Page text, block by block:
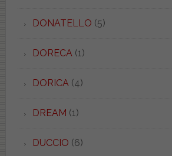
DONATELLO (5)
DORECA(1)
DORICA(4)
DREAM (1)
DUCCIO (6)